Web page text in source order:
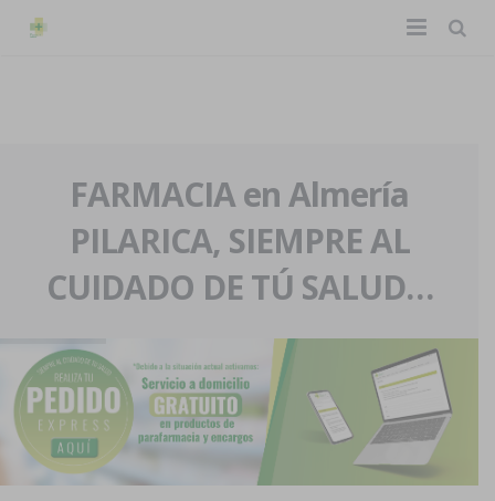
La farmacia
Nuestra historia
Nuestro equipo
Eventos
Servicios y reservas
Pedidos express
Blog
Contacto
Boletín
FARMACIA en Almería
PILARICA, SIEMPRE AL
CUIDADO DE TÚ SALUD…